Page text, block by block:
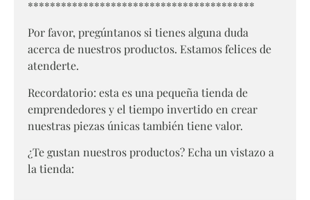
*****************************************
Por favor, pregúntanos si tienes alguna duda
acerca de nuestros productos. Estamos felices de
atenderte.
Recordatorio: esta es una pequeña tienda de
emprendedores y el tiempo invertido en crear
nuestras piezas únicas también tiene valor.
¿Te gustan nuestros productos? Echa un vistazo a
la tienda: